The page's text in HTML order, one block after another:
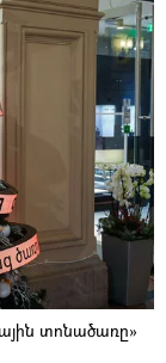
տոնածառը»